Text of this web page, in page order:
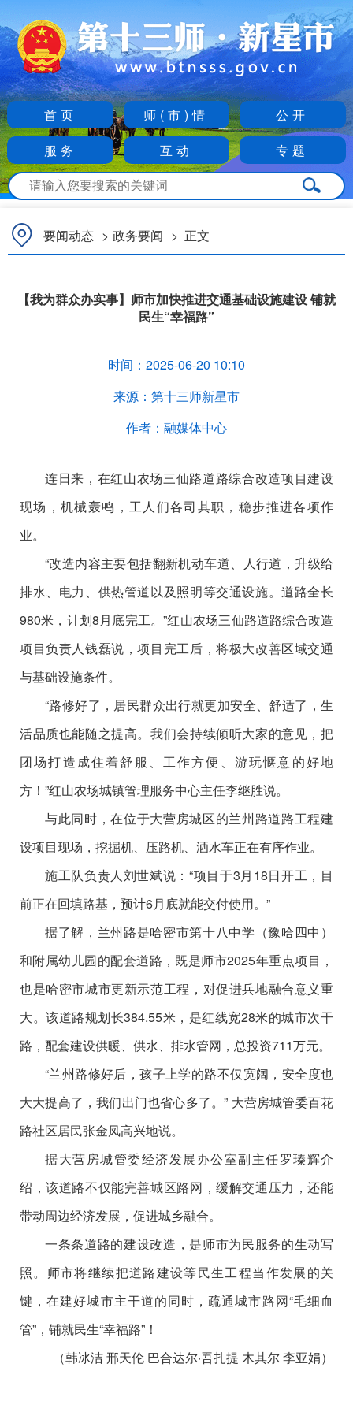
首页 师(市)情
公开
服务
互动 专题
要闻动态 > 政务要闻 > 正文
【我为群众办实事】师市加快推进交通基础设施建设 铺就
民生“幸福路”
时间： 2025-06-20 10:10
来源： 第十三师新星市
作者： 融媒体中心
连日来，在红山农场三仙路道路综合改造项目建设
现场，机械轰鸣，工人们各司其职，稳步推进各项作
业。
“改造内容主要包括翻新机动车道、人行道，升级给
排水、电力、供热管道以及照明等交通设施。道路全长
980米，计划8月底完工。”红山农场三仙路道路综合改造
项目负责人钱磊说，项目完工后，将极大改善区域交通
与基础设施条件。
“路修好了，居民群众出行就更加安全、舒适了，生
活品质也能随之提高。我们会持续倾听大家的意见，把
团场打造成住着舒服、工作方便、游玩惬意的好地
方！”红山农场城镇管理服务中心主任李继胜说。
与此同时，在位于大营房城区的兰州路道路工程建
设项目现场，挖掘机、压路机、洒水车正在有序作业。
施工队负责人刘世斌说：“项目于3月18日开工，目
前正在回填路基，预计6月底就能交付使用。”
据了解，兰州路是哈密市第十八中学（豫哈四中）
和附属幼儿园的配套道路，既是师市2025年重点项目，
也是哈密市城市更新示范工程，对促进兵地融合意义重
大。该道路规划长384.55米，是红线宽28米的城市次干
路，配套建设供暖、供水、排水管网，总投资711万元。
“兰州路修好后，孩子上学的路不仅宽阔，安全度也
大大提高了，我们出门也省心多了。” 大营房城管委百花
路社区居民张金凤高兴地说。
据大营房城管委经济发展办公室副主任罗瑧辉介
绍，该道路不仅能完善城区路网，缓解交通压力，还能
带动周边经济发展，促进城乡融合。
一条条道路的建设改造，是师市为民服务的生动写
照。师市将继续把道路建设等民生工程当作发展的关
键，在建好城市主干道的同时，疏通城市路网“毛细血
管”，铺就民生“幸福路”！
（韩冰洁 邢天伦 巴合达尔·吾扎提 木其尔 李亚娟）